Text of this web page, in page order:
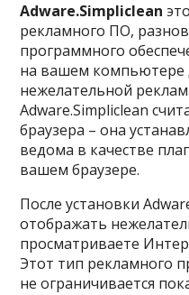
Adware.Simpliclean
рекламного ПО,
программного
на вашем компьютере
нежелательной
Adware.Simpliclean
браузера – она
ведома в качестве
вашем браузере.
После установки
отображать
просматриваете
Этот тип рекламного
не ограничивается